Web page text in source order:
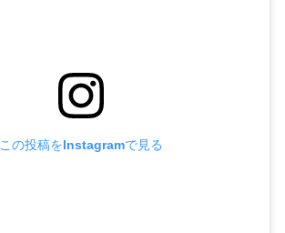
この投稿をInstagramで見る